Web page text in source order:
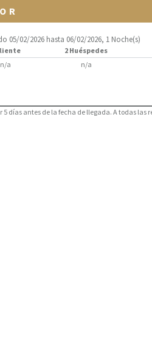
R
05/02/2026 hasta 06/02/2026, 1 Noche(s)
2 Huéspedes
n/a
n/a
días antes de la fecha de llegada. A todas